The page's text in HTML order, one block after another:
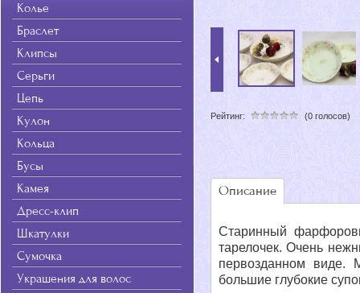
Колье
Браслет
Клипсы
Серьги
Цепь
Кулон
Кольца
Бусы
Камея
Дресс-клип
Шкатулки
Сумочка
Украшения для волос
Рейтинг: (0 голосов)
Описание
Старинный
тарелочек. Очень
первозданном виде.
большие глубокие